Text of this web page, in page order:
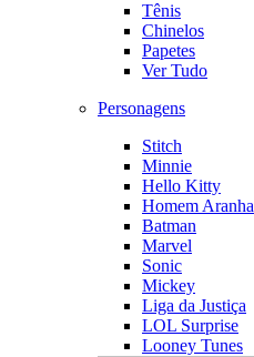
Tênis
Chinelos
Papetes
Ver Tudo
Personagens
Stitch
Minnie
Hello Kitty
Homem Aranha
Batman
Marvel
Sonic
Mickey
Liga da Justiça
LOL Surprise
Looney Tunes